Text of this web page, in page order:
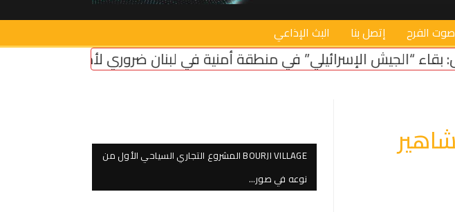
الفرح إتصل بنا البث الإذاعي
في منطقة أمنية في لبنان ضروري لأمن سكان الشمال اعتصام امام وزارة
BOURJI VILLAGE المشروع التجاري السياحي الأول من
نوعه في صور…